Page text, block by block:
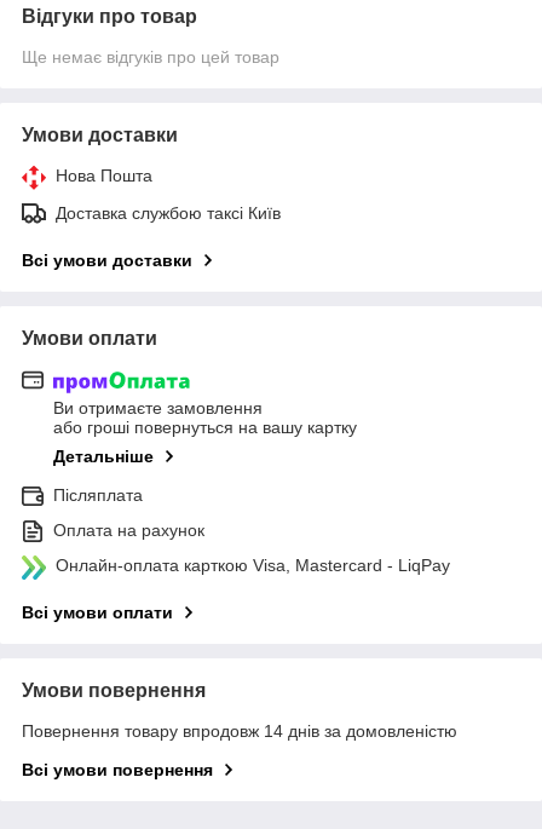
Відгуки про товар
Ще немає відгуків про цей товар
Умови доставки
Нова Пошта
Доставка службою таксі Київ
Всі умови доставки
Умови оплати
Ви отримаєте замовлення
або гроші повернуться на вашу картку
Детальніше
Післяплата
Оплата на рахунок
Онлайн-оплата карткою Visa, Mastercard - LiqPay
Всі умови оплати
Умови повернення
Повернення товару впродовж 14 днів за домовленістю
Всі умови повернення